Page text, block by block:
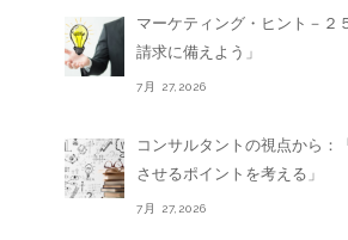
マーケティング・ヒント－２
請求に備えよう」
7月 27,2026
コンサルタントの視点から：
させるポイントを考える」
7月 27,2026